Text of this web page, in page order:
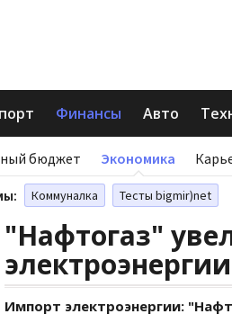
Финансы Авто
бюджет Экономика
Коммуналка Тесты bigmir)net
"Нафтогаз"
Импорт электроэнергии: